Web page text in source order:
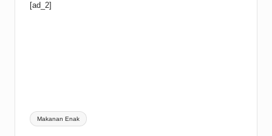
[ad_2]
Tags:
Makanan Enak